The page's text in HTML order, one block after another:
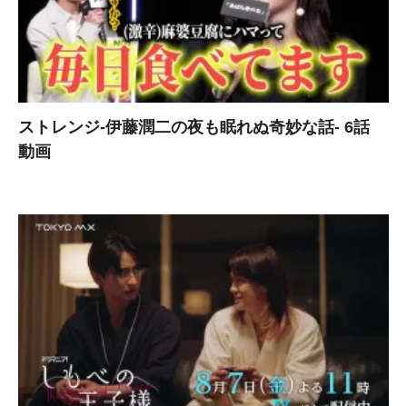
ストレンジ-伊藤潤二の夜も眠れぬ奇妙な話- 6話
動画